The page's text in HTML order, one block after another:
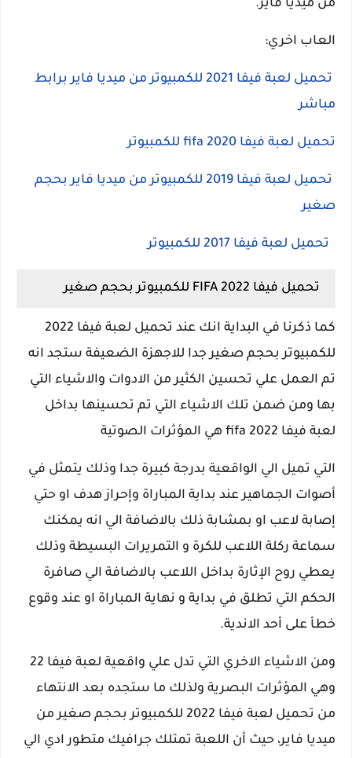
من ميديا فاير.
العاب اخري:
تحميل لعبة فيفا 2021 للكمبيوتر من ميديا فاير برابط
مباشر
تحميل لعبة فيفا 2020 fifa للكمبيوتر
تحميل لعبة فيفا 2019 للكمبيوتر من ميديا فاير بحجم
صغير
تحميل لعبة فيفا 2017 للكمبيوتر
تحميل فيفا 2022 FIFA للكمبيوتر بحجم صغير
كما ذكرنا في البداية انك عند تحميل لعبة فيفا 2022
للكمبيوتر بحجم صغير جدا للاجهزة الضعيفة ستجد انه
تم العمل علي تحسين الكثير من الادوات والاشياء التي
بها ومن ضمن تلك الاشياء التي تم تحسينها بداخل
لعبة فيفا fifa 2022 هي المؤثرات الصوتية
التي تميل الي الواقعية بدرجة كبيرة جدا وذلك يتمثل في
أصوات الجماهير عند بداية المباراة وإحراز هدف او حتي
إصابة لاعب او بمشابة ذلك بالاضافة الي انه يمكنك
سماعة ركلة اللاعب للكرة و التمريرات البسيطة وذلك
يعطي روح الإثارة بداخل اللاعب بالاضافة الي صافرة
الحكم التي تطلق في بداية و نهاية المباراة او عند وقوع
خطأ على أحد الاندية.
ومن الاشياء الاخري التي تدل علي واقعية لعبة فيفا 22
وهي المؤثرات البصرية ولذلك ما ستجده بعد الانتهاء
من تحميل لعبة فيفا 2022 للكمبيوتر بحجم صغير من
ميديا فاير، حيث أن اللعبة تمتلك جرافيك متطور ادي الي